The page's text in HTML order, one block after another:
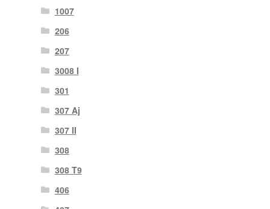
1007
206
207
3008 I
301
307 Aj
307 II
308
308 T9
406